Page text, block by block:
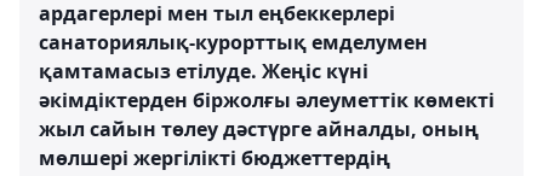
ардагерлері мен тыл еңбеккерлері
санаториялық-курорттық емделумен
қамтамасыз етілуде. Жеңіс күні
әкімдіктерден біржолғы әлеуметтік көмекті
жыл сайын төлеу дәстүрге айналды, оның
мөлшері жергілікті бюджеттердің